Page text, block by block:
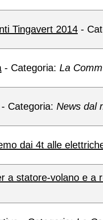
Tingavert 2014 -
- Categoria: La
- Categoria: News dal
dai 4t alle
a statore-volano e a